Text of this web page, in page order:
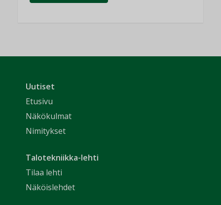
Uutiset
Etusivu
Näkökulmat
Nimitykset
Talotekniikka-lehti
Tilaa lehti
Näköislehdet